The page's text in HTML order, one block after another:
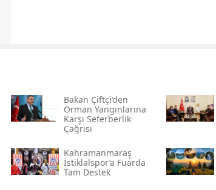
Bakan Çiftçi’den
Orman Yangınlarına
Karşı Seferberlik
Çağrısı
Kahramanmaraş
İstiklalspor’a Fuarda
Tam Destek